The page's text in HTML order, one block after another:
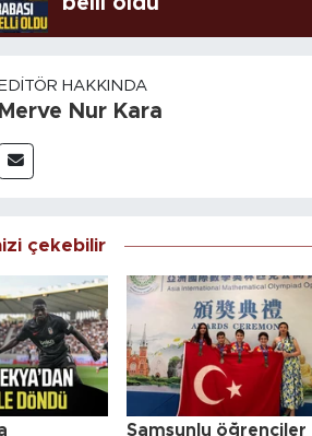
EDITÖR HAKKINDA
Merve Nur Kara
çekebilir
Samsunlu öğrenciler